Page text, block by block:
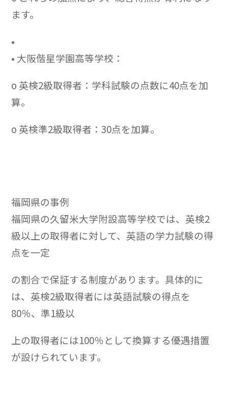
ます。
•
• 大阪偕星学園高等学校：
o 英検2級取得者：学科試験の点数に40点を加
算。
o 英検準2級取得者：30点を加算。
福岡県の事例
福岡県の久留米大学附設高等学校では、英検2
級以上の取得者に対して、英語の学力試験の得
点を一定
の割合で保証する制度があります。具体的に
は、英検2級取得者には英語試験の得点を
80％、準1級以
上の取得者には100％として換算する優遇措置
が設けられています。